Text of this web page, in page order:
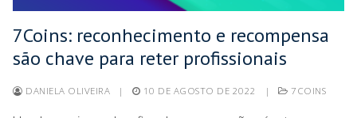
7Coins: reconhecimento e recompensa
são chave para reter profissionais
DANIELA OLIVEIRA | 10 DE AGOSTO DE 2022 | 7COINS